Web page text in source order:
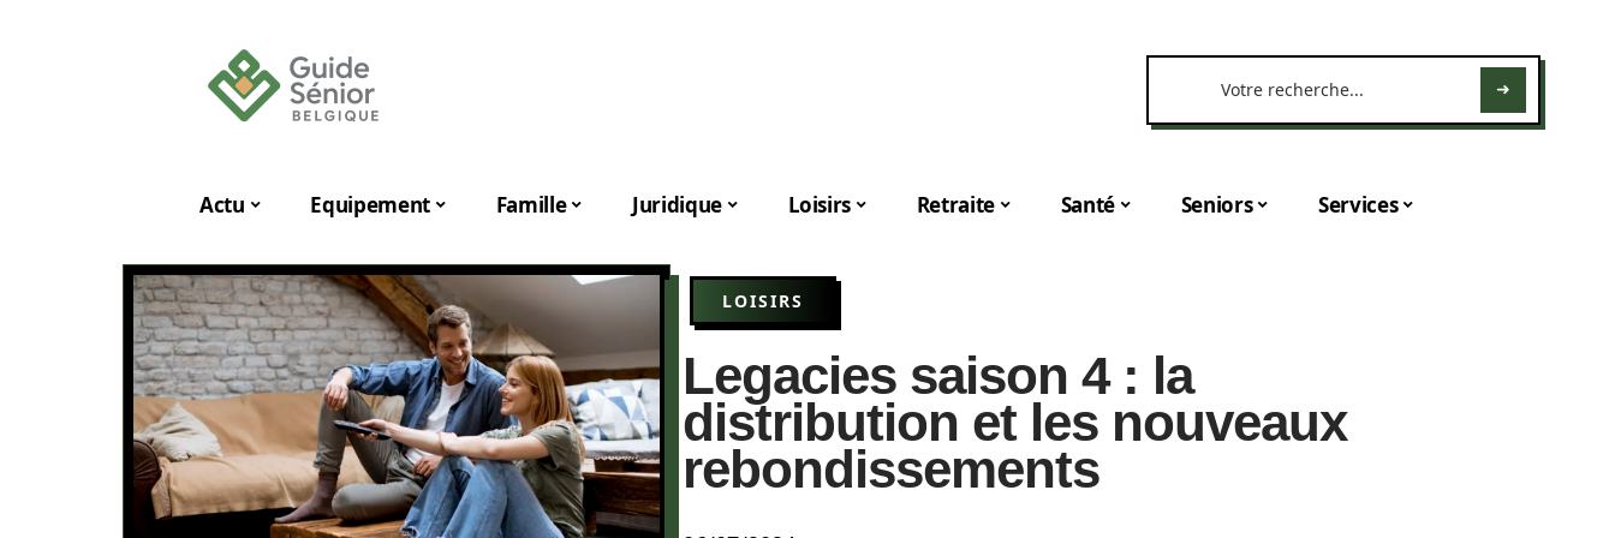
Actu Equipement Famille Juridique Loisirs Retraite Santé Seniors Services
LOISIRS
Legacies saison 4 : la
distribution et les nouveaux
rebondissements